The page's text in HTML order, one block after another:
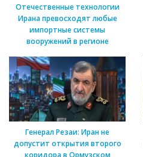
Отечественные технологии
Ирана превосходят любые
импортные системы
вооружений в регионе
Генерал Резаи: Иран не
допустит открытия второго
коридора в Ормузском